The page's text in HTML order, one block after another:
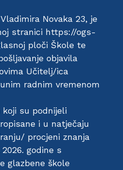
Novaka 23, je
stranici https://ogs-
ploči Škole te
objavila
Učitelj/ica
radnim vremenom
koji su podnijeli
i u natječaju
procjeni znanja
godine s
glazbene škole